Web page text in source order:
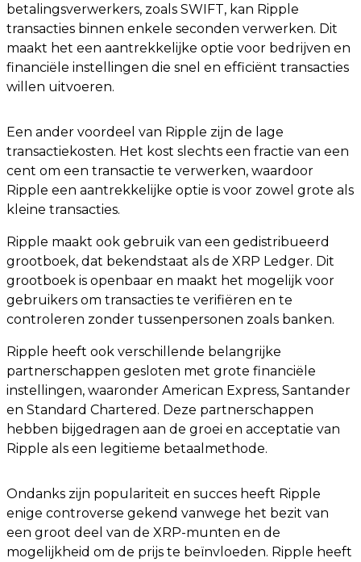
betalingsverwerkers, zoals SWIFT, kan Ripple
transacties binnen enkele seconden verwerken. Dit
maakt het een aantrekkelijke optie voor bedrijven en
financiële instellingen die snel en efficiënt transacties
willen uitvoeren.
Een ander voordeel van Ripple zijn de lage
transactiekosten. Het kost slechts een fractie van een
cent om een ​​transactie te verwerken, waardoor
Ripple een aantrekkelijke optie is voor zowel grote als
kleine transacties.
Ripple maakt ook gebruik van een gedistribueerd
grootboek, dat bekendstaat als de XRP Ledger. Dit
grootboek is openbaar en maakt het mogelijk voor
gebruikers om transacties te verifiëren en te
controleren zonder tussenpersonen zoals banken.
Ripple heeft ook verschillende belangrijke
partnerschappen gesloten met grote financiële
instellingen, waaronder American Express, Santander
en Standard Chartered. Deze partnerschappen
hebben bijgedragen aan de groei en acceptatie van
Ripple als een legitieme betaalmethode.
Ondanks zijn populariteit en succes heeft Ripple
enige controverse gekend vanwege het bezit van
een groot deel van de XRP-munten en de
mogelijkheid om de prijs te beïnvloeden. Ripple heeft